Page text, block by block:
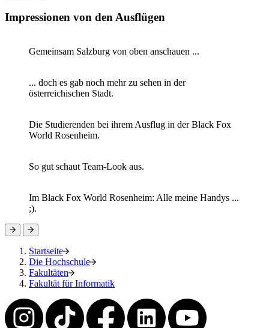
Impressionen von den Ausflügen
Gemeinsam Salzburg von oben anschauen ...
... doch es gab noch mehr zu sehen in der
österreichischen Stadt.
Die Studierenden bei ihrem Ausflug in der Black Fox
World Rosenheim.
So gut schaut Team-Look aus.
Im Black Fox World Rosenheim: Alle meine Handys ...
;).
Startseite
Die Hochschule
Fakultäten
Fakultät für Informatik